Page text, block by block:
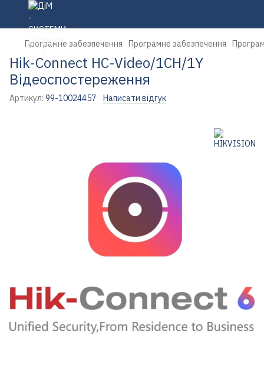
Програмне забезпечення Програмне забезпечення
Hik-Connect HC-Video/1CH/1Y
Відеоспостереження
Артикул: 99-10024457 Написати відгук